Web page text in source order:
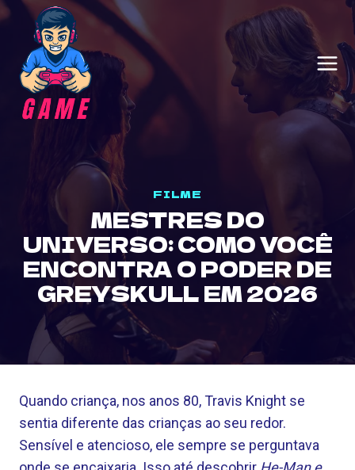
Skip
content
FILME
MESTRES DO
UNIVERSO: COMO VOCÊ
ENCONTRA O PODER DE
GREYSKULL EM 2026
Quando criança, nos anos 80, Travis Knight se
sentia diferente das crianças ao seu redor.
Sensível e atencioso, ele sempre se perguntava